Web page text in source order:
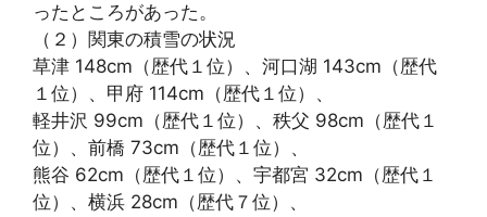
ったところがあった。
（２）関東の積雪の状況
草津 148cm（歴代１位）、河口湖 143cm（歴代
１位）、甲府 114cm（歴代１位）、
軽井沢 99cm（歴代１位）、秩父 98cm（歴代１
位）、前橋 73cm（歴代１位）、
熊谷 62cm（歴代１位）、宇都宮 32cm（歴代１
位）、横浜 28cm（歴代７位）、